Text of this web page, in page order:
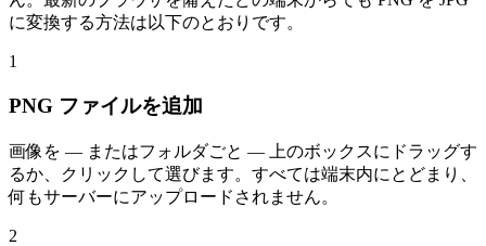
に変換する方法は以下のとおりです。
1
PNG ファイルを追加
画像を — またはフォルダごと — 上のボックスにドラッグす
るか、クリックして選びます。すべては端末内にとどまり、
何もサーバーにアップロードされません。
2